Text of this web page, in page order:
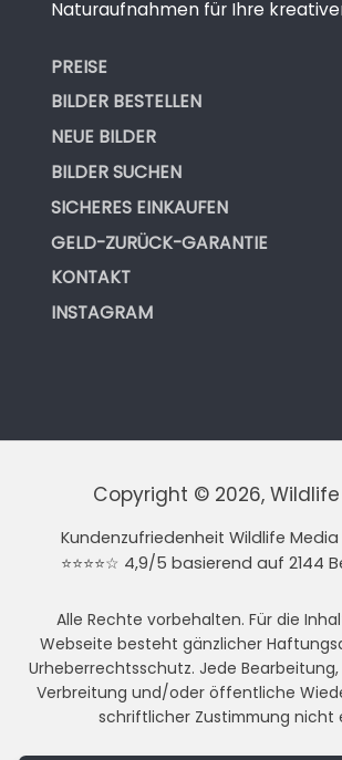
Naturaufnahmen für Ihre
PREISE
BILDER BESTELLEN
NEUE BILDER
BILDER SUCHEN
SICHERES EINKAUFEN
GELD-ZURÜCK-GARANTIE
KONTAKT
INSTAGRAM
Copyright © 2026,
Kundenzufriedenheit Wildlife
⭐⭐⭐⭐☆ 4,9/5 basierend auf 2144
Alle Rechte vorbehalten. Für die
Webseite besteht gänzlicher
Urheberrechtsschutz. Jede
Verbreitung und/oder öffentliche
schriftlicher Zustimmung nicht